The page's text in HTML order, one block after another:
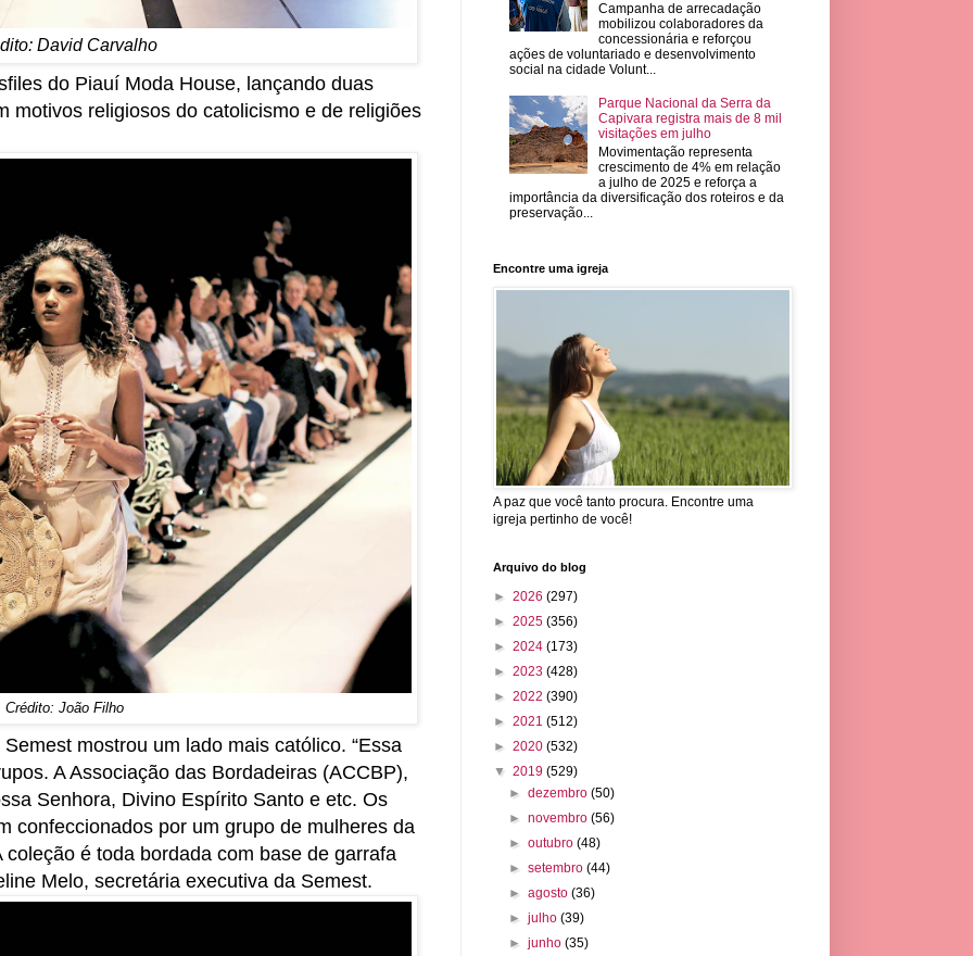
David Carvalho
do Piauí Moda House, lançando duas
motivos religiosos do catolicismo e de religiões
Crédito: João Filho
mostrou um lado mais católico. “Essa
A Associação das Bordadeiras (ACCBP),
Senhora, Divino Espírito Santo e etc. Os
confeccionados por um grupo de mulheres da
é toda bordada com base de garrafa
Melo, secretária executiva da Semest.
Campanha de arrecadação
mobilizou colaboradores da
concessionária e reforçou
ações de voluntariado e desenvolvimento
social na cidade Volunt...
Parque Nacional da Serra da
Capivara registra mais de 8 mil
visitações em julho
Movimentação representa
crescimento de 4% em relação
a julho de 2025 e reforça a
importância da diversificação dos roteiros e da
preservação...
Encontre uma igreja
A paz que você tanto procura. Encontre uma
igreja pertinho de você!
Arquivo do blog
► 2026 (297)
► 2025 (356)
► 2024 (173)
► 2023 (428)
► 2022 (390)
► 2021 (512)
► 2020 (532)
▼ 2019 (529)
►dezembro(50)
►novembro(56)
►outubro(48)
►setembro(44)
►agosto(36)
►julho(39)
►junho(35)